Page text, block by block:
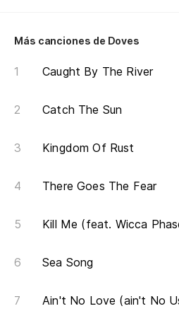
Más canciones de Doves
Caught By The River
Catch The Sun
Kingdom Of Rust
There Goes The Fear
Kill Me (feat. Wicca
Sea Song
Ain't No Love (ain't No